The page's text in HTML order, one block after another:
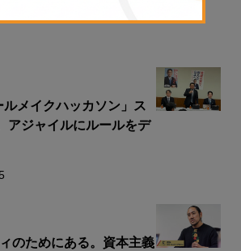
web3PT
メイクハッカソン」ス
アジャイルにルールをデ
のためにある。資本主義